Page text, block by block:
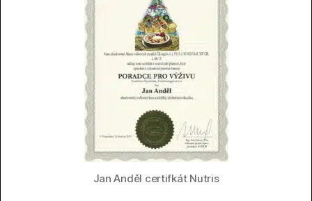
Jan Anděl certifkát Nutris